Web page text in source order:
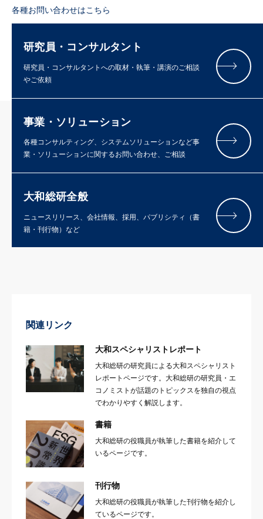
各種お問い合わせはこちら
研究員・コンサルタント
研究員・コンサルタントへの取材・執筆・講演のご相談
やご依頼
事業・ソリューション
各種コンサルティング、システムソリューションなど事
業・ソリューションに関するお問い合わせ、ご相談
大和総研全般
ニュースリリース、会社情報、採用、パブリシティ（書
籍・刊行物）など
関連リンク
大和スペシャリストレポート
大和総研の研究員による大和スペシャリスト
レポートページです。大和総研の研究員・エ
コノミストが話題のトピックスを独自の視点
でわかりやすく解説します。
書籍
大和総研の役職員が執筆した書籍を紹介して
いるページです。
刊行物
大和総研の役職員が執筆した刊行物を紹介し
ているページです。